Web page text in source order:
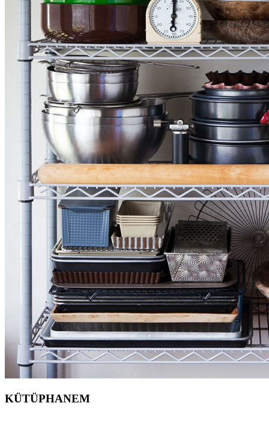
KÜTÜPHANEM